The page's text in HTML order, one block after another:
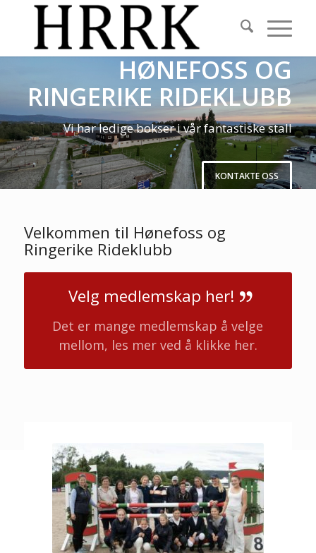
HØNEFOSS OG
RINGERIKE RIDEKLUBB
Vi har ledige bokser i vår fantastiske stall
KONTAKTE OSS
Velkommen til Hønefoss og
Ringerike Rideklubb
Velg medlemskap her!
Det er mange medlemskap å velge
mellom, les mer ved å klikke her.